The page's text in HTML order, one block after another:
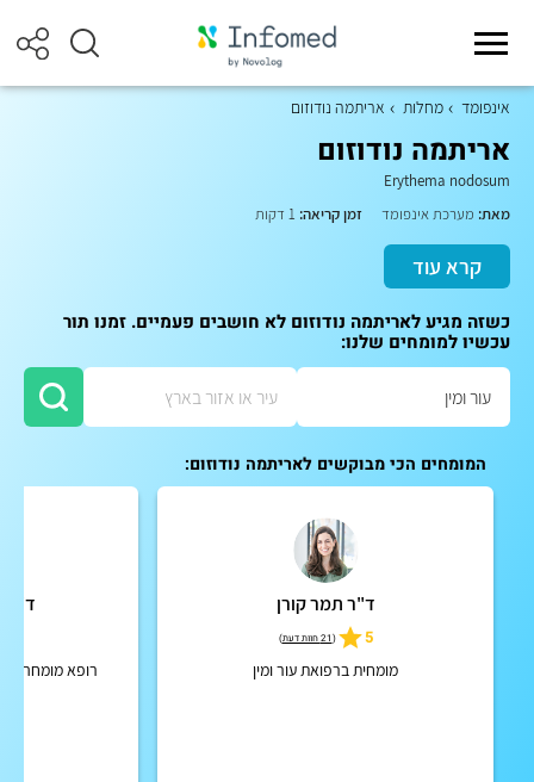
אינפומד מחלות אריתמה נודוזום
אריתמה נודוזום
Erythema nodosum
מאת: מערכת אינפומד זמן קריאה:
קרא עוד
כשזה מגיע לאריתמה נודוזום לא חושבים פעמיים. זמנו תור
עכשיו למומחים שלנו:
המומחים הכי מבוקשים לאריתמה נודוזום:
ד"ר תמר קורן
5
(21 חוות דעת )
מומחית ברפואת עור ומין
ד"ר
רופא מומחה